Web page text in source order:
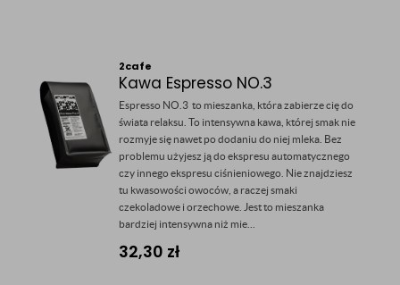
2cafe
Kawa Espresso NO.3
Espresso NO.3 to mieszanka, która zabierze cię do
świata relaksu. To intensywna kawa, której smak nie
rozmyje się nawet po dodaniu do niej mleka. Bez
problemu użyjesz ją do ekspresu automatycznego
czy innego ekspresu ciśnieniowego. Nie znajdziesz
tu kwasowości owoców, a raczej smaki
czekoladowe i orzechowe. Jest to mieszanka
bardziej intensywna niż mie...
32,30 zł